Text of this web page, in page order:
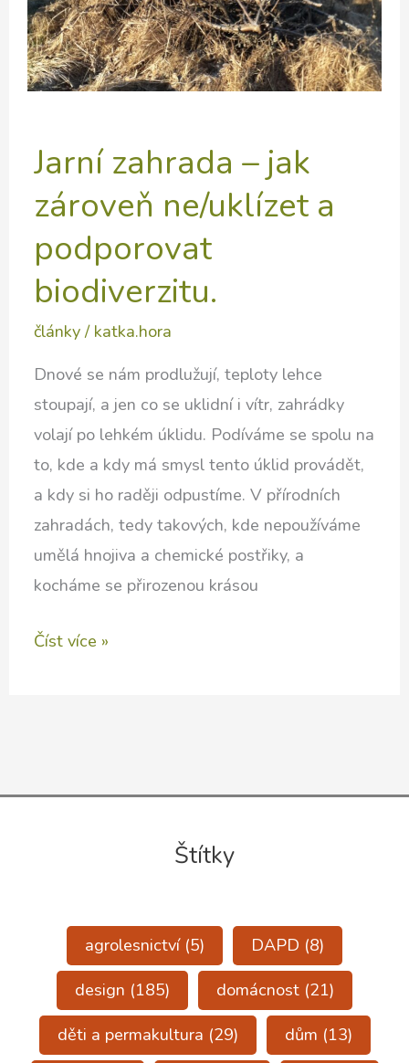
Jarní zahrada – jak
zároveň ne/uklízet a
podporovat
biodiverzitu.
články/ katka.hora
Dnové se nám prodlužují, teploty lehce
stoupají, a jen co se uklidní i vítr, zahrádky
volají po lehkém úklidu. Podíváme se spolu na
to, kde a kdy má smysl tento úklid provádět,
a kdy si ho raději odpustíme. V přírodních
zahradách, tedy takových, kde nepoužíváme
umělá hnojiva a chemické postřiky, a
kocháme se přirozenou krásou
Jarní
ne/uklízet
Číst více »
Štítky
agrolesnictví(5) DAPD (8)
design (185) domácnost (21)
děti a permakultura (29) dům (13)